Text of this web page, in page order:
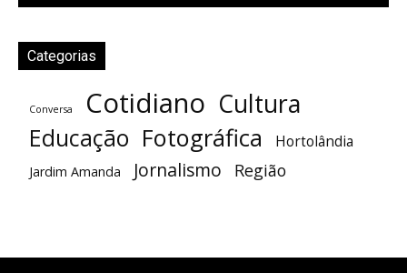
Categorias
Conversa Cotidiano Cultura
Educação Fotográfica Hortolândia
Jardim Amanda Jornalismo Região